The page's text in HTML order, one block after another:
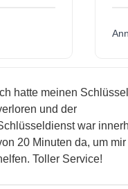
hatte meinen Schlüssel
und der
war
20 Minuten da, um mir
Toller Service!